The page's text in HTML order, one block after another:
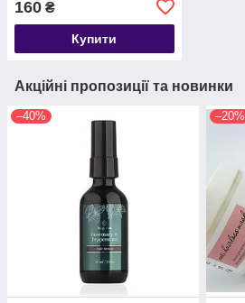
160 ₴
Купити
Акційні пропозиції та новинки
–40% –20%